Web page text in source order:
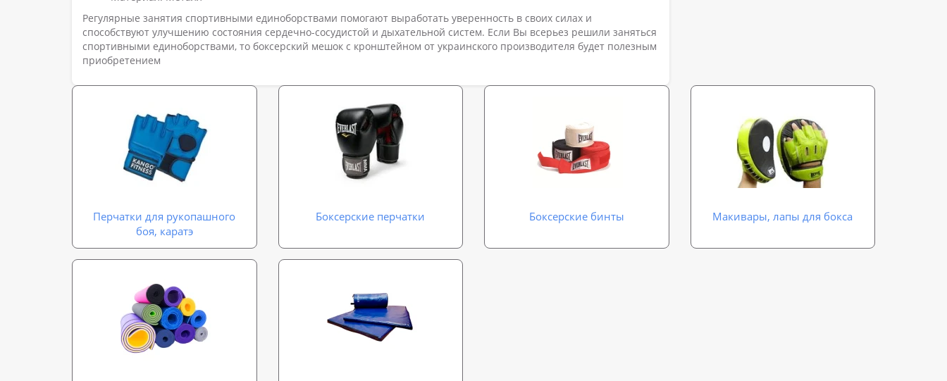
Регулярные занятия спортивными единоборствами помогают выработать уверенность в своих силах и
способствуют улучшению состояния сердечно-сосудистой и дыхательной систем. Если Вы всерьез решили заняться
спортивными единоборствами, то боксерский мешок с кронштейном от украинского производителя будет полезным
приобретением
Перчатки для рукопашного
боя, каратэ
Боксерские перчатки Боксерские бинты Макивары, лапы для бокса